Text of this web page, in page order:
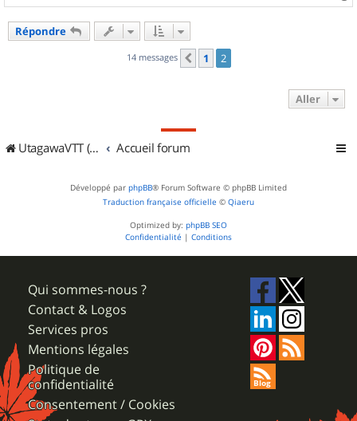
a
Répondre
14 messages Précédent
1 2
Aller
UtagawaVTT (Randos VTT et VTTAE avec traces GPS) Accueil forum
Développé par phpBB® Forum Software © phpBB Limited
Traduction française officielle © Qiaeru
Optimized by: phpBB SEO
Confidentialité | Conditions
Qui sommes-nous ?
Contact & Logos
Services pros
Mentions légales
Politique de
confidentialité
Consentement / Cookies